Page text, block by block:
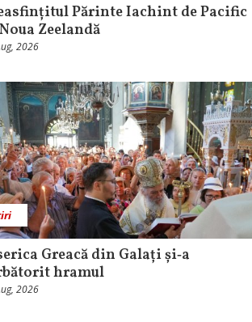
Părinte Iachint de Pacific
Zeelandă
2026
Greacă din Galați și‑a
hramul
2026